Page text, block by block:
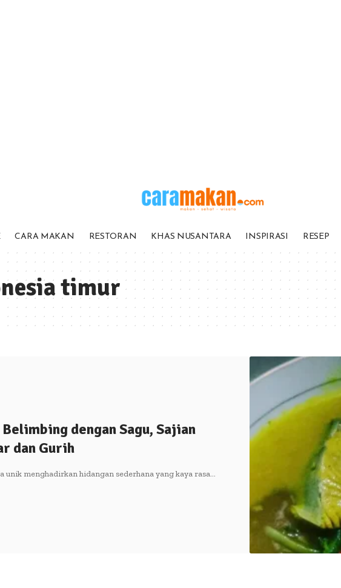
CARA MAKAN RESTORAN KHAS NUSANTARA INSPIRASI RESEP
timur
Belimbing dengan Sagu, Sajian
dan Gurih
unik menghadirkan hidangan sederhana yang kaya rasa…